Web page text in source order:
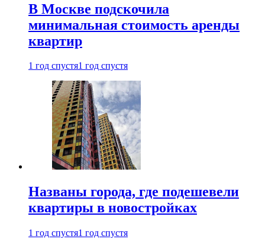
В Москве подскочила
минимальная стоимость аренды
квартир
1 год спустя1 год спустя
Названы города, где подешевели
квартиры в новостройках
1 год спустя1 год спустя